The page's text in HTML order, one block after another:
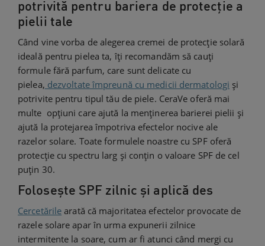
potrivită pentru bariera de protecție a
pielii tale
Când vine vorba de alegerea cremei de protecție solară
ideală pentru pielea ta, îți recomandăm să cauți
formule fără parfum, care sunt delicate cu
pielea, dezvoltate împreună cu medicii dermatologi și
potrivite pentru tipul tău de piele. CeraVe oferă mai
multe opțiuni care ajută la menținerea barierei pielii și
ajută la protejarea împotriva efectelor nocive ale
razelor solare. Toate formulele noastre cu SPF oferă
protecție cu spectru larg și conțin o valoare SPF de cel
puțin 30.
Folosește SPF zilnic și aplică des
Cercetările arată că majoritatea efectelor provocate de
razele solare apar în urma expunerii zilnice
intermitente la soare, cum ar fi atunci când mergi cu